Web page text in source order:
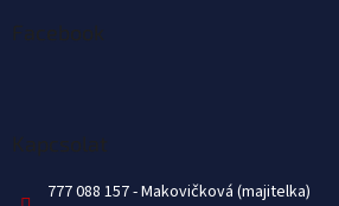
Facebook
Kapcsolat
777 088 157